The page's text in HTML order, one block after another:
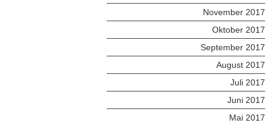
November 2017
Oktober 2017
September 2017
August 2017
Juli 2017
Juni 2017
Mai 2017